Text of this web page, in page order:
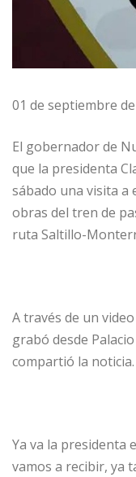
01 de septiembre
El gobernador de
que la presidenta
sábado una visita a
obras del tren de
ruta Saltillo-
A través de un
grabó desde
compartió la noticia.
Ya va la presidenta
vamos a recibir, ya